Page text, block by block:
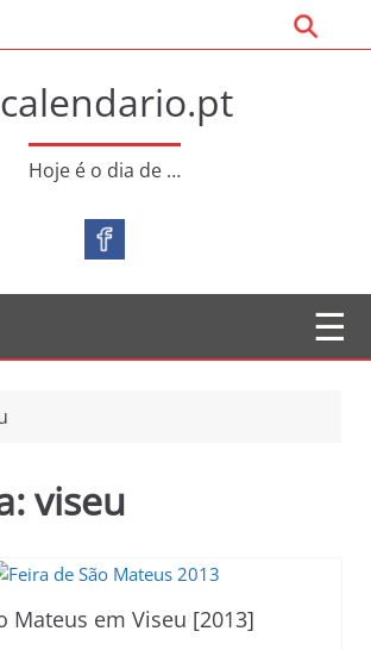
31 de Outubro – Dia
Hoje é o dia de …
viseu
Mateus em Viseu [2013]